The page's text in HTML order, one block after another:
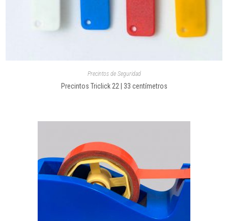
Precintos de Seguridad
Precintos Triclick 22 | 33 centímetros